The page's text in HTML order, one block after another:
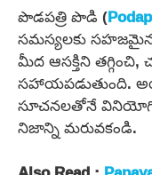
పొడపత్రి పొడి (
సమస్యలకు
మీద ఆసక్తిని
సహాయపడుతుంది.
సూచనలతోనే
నిజాన్ని మరువకండి.